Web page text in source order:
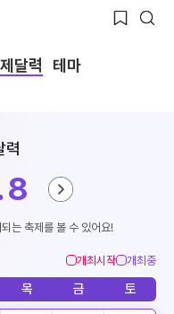
달력 테마
력
8
는 축제를 볼 수 있어요!
개최시작 개최중
목 금 토